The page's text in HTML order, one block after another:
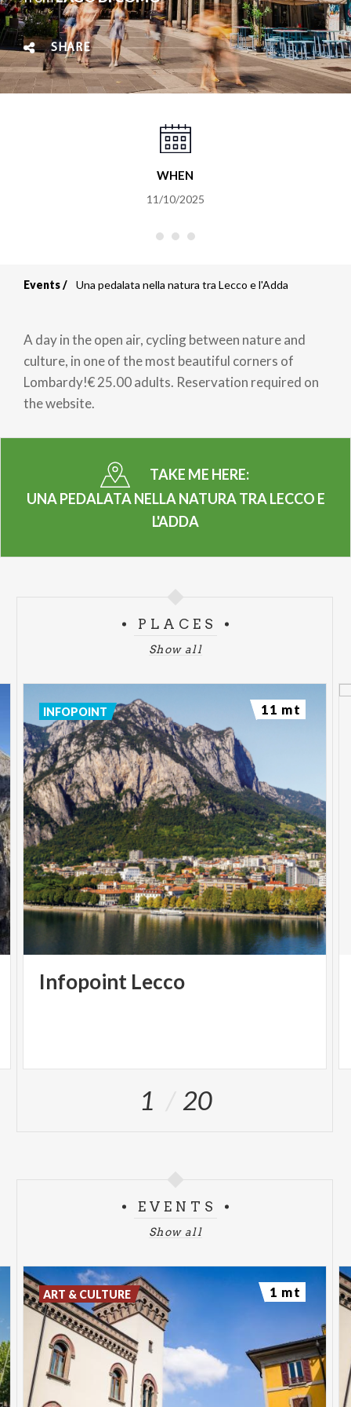
SHARE
WHEN
11/10/2025
Breadcrumb
Events Una pedalata nella natura tra Lecco e l'Adda
A day in the open air, cycling between nature and
culture, in one of the most beautiful corners of
Lombardy!€ 25.00 adults. Reservation required on
the website.
TAKE ME HERE:
UNA PEDALATA NELLA NATURA TRA LECCO E
L'ADDA
PLACES
Show all
Infopoint Lecco
INFOPOINT 11 mt
1 20
EVENTS
Show all
ART & CULTURE 1 mt